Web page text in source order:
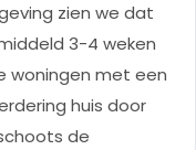
zien we dat
3-4 weken
woningen met een
huis door
de